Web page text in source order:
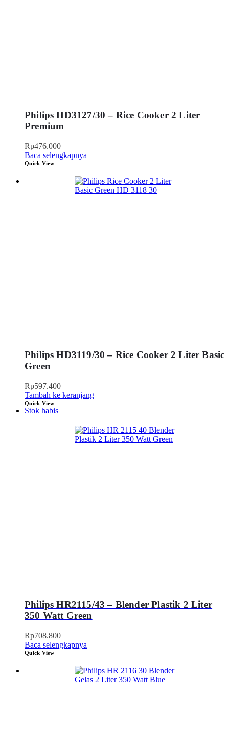
Philips HD3127/30 – Rice Cooker 2 Liter
Premium
Rp476.000
Baca selengkapnya
Quick View
Philips HD3119/30 – Rice Cooker 2 Liter Basic
Green
Rp597.400
Tambah ke keranjang
Quick View
Stok habis
Philips HR2115/43 – Blender Plastik 2 Liter
350 Watt Green
Rp708.800
Baca selengkapnya
Quick View